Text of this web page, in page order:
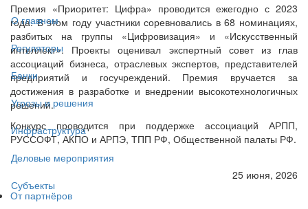
О главном
Регуляторы
Банки
Угрозы и решения
Инфраструктура
Деловые мероприятия
Субъекты
Премия «Приоритет: Цифра» проводится ежегодно с 2023
года. В этом году участники соревновались в 68 номинациях,
разбитых на группы «Цифровизация» и «Искусственный
интеллект». Проекты оценивал экспертный совет из глав
ассоциаций бизнеса, отраслевых экспертов, представителей
предприятий и госучреждений. Премия вручается за
достижения в разработке и внедрении высокотехнологичных
решений.
Конкурс проводится при поддержке ассоциаций АРПП,
РУССОФТ, АКПО и АРПЭ, ТПП РФ, Общественной палаты РФ.
25 июня, 2026
От партнёров